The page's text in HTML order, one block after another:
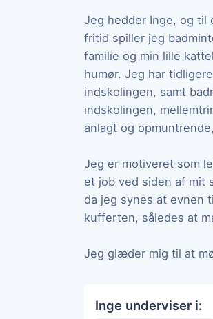
Jeg hedder Inge, og til
fritid spiller jeg
familie og min lille
humør. Jeg har
indskolingen, samt
indskolingen,
anlagt og
Jeg er motiveret som
et job ved siden af mit
da jeg synes at evnen
kufferten, således at
Jeg glæder mig til at
Inge underviser i: